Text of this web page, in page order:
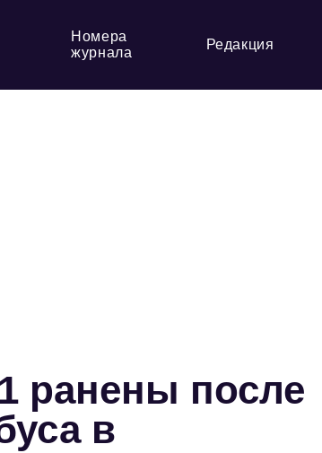
Номера
журнала
Редакция
ранены после
в